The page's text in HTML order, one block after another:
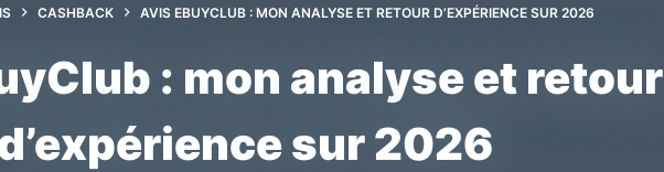
CASHBACK AVIS EBUYCLUB : MON ANALYSE ET RETOUR D’EXPÉRIENCE SUR 2026
: mon analyse et retour
sur 2026